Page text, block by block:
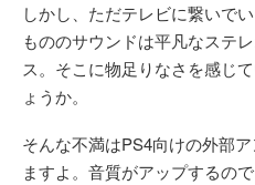
しかし、ただテレビに繋いで
もののサウンドは平凡なステ
ス。そこに物足りなさを感じ
ょうか。
そんな不満はPS4向けの外部
ますよ。音質がアップするの